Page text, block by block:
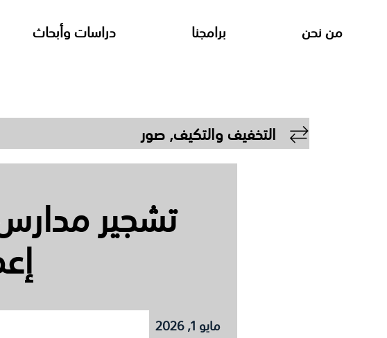
من نحن برامجنا دراسات وأبحاث
التخفيف والتكيف,صور
تشجير
مايو 1, 2026